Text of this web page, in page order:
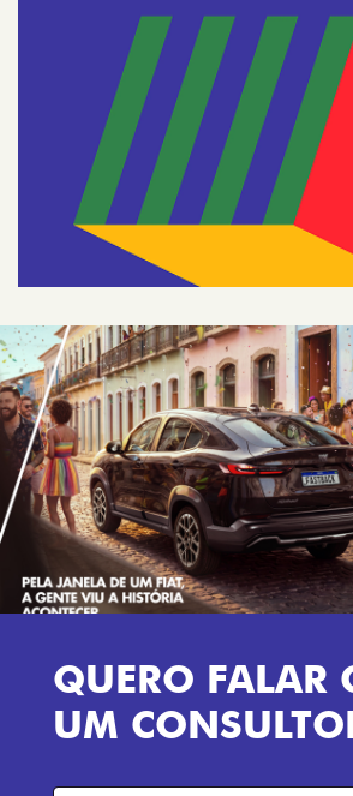
QUERO FALAR
UM